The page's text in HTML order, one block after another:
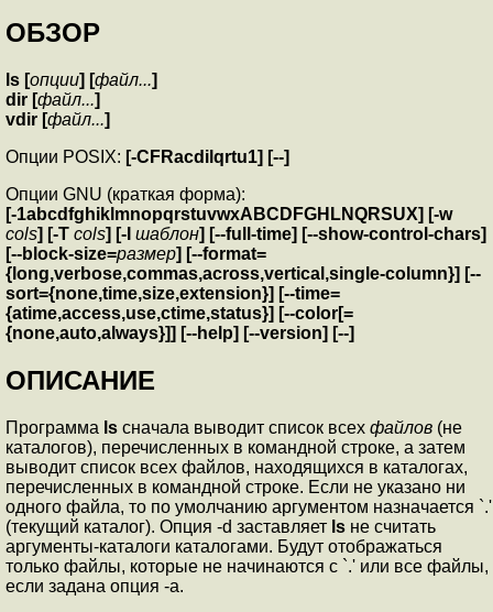
ОБЗОР
ls [опции] [файл...]
dir [файл...]
vdir [файл...]
Опции POSIX: [-CFRacdilqrtu1] [--]
Опции GNU (краткая форма):
[-1abcdfghiklmnopqrstuvwxABCDFGHLNQRSUX] [-w
cols] [-T cols] [-I шаблон] [--full-time] [--show-control-chars]
[--block-size=размер] [--format=
{long,verbose,commas,across,vertical,single-column}] [--
sort={none,time,size,extension}] [--time=
{atime,access,use,ctime,status}] [--color[=
{none,auto,always}]] [--help] [--version] [--]
ОПИСАНИЕ
Программа ls сначала выводит список всех файлов (не
каталогов), перечисленных в командной строке, а затем
выводит список всех файлов, находящихся в каталогах,
перечисленных в командной строке. Если не указано ни
одного файла, то по умолчанию аргументом назначается `.'
(текущий каталог). Опция -d заставляет ls не считать
аргументы-каталоги каталогами. Будут отображаться
только файлы, которые не начинаются с `.' или все файлы,
если задана опция -a.